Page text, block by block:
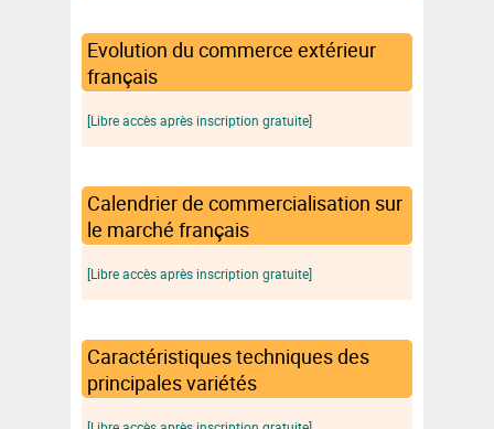
Evolution du commerce extérieur
français
[Libre accès après inscription gratuite]
Calendrier de commercialisation sur
le marché français
[Libre accès après inscription gratuite]
Caractéristiques techniques des
principales variétés